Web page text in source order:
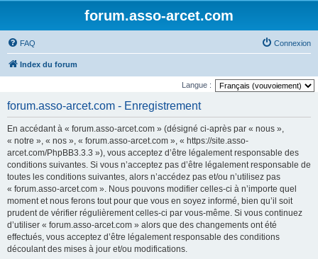
forum.asso-arcet.com
FAQ Connexion
Index du forum
Langue :
forum.asso-arcet.com - Enregistrement
En accédant à « forum.asso-arcet.com » (désigné ci-après par « nous »,
« notre », « nos », « forum.asso-arcet.com », « https://site.asso-
arcet.com/PhpBB3.3.3 »), vous acceptez d’être légalement responsable des
conditions suivantes. Si vous n’acceptez pas d’être légalement responsable de
toutes les conditions suivantes, alors n’accédez pas et/ou n’utilisez pas
« forum.asso-arcet.com ». Nous pouvons modifier celles-ci à n’importe quel
moment et nous ferons tout pour que vous en soyez informé, bien qu’il soit
prudent de vérifier régulièrement celles-ci par vous-même. Si vous continuez
d’utiliser « forum.asso-arcet.com » alors que des changements ont été
effectués, vous acceptez d’être légalement responsable des conditions
découlant des mises à jour et/ou modifications.